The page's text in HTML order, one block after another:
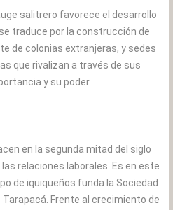
salitrero favorece el desarrollo
traduce por la construcción de
de colonias extranjeras, y sedes
que rivalizan a través de sus
y su poder.
en la segunda mitad del siglo
relaciones laborales. Es en este
de iquiqueños funda la Sociedad
Frente al crecimiento de